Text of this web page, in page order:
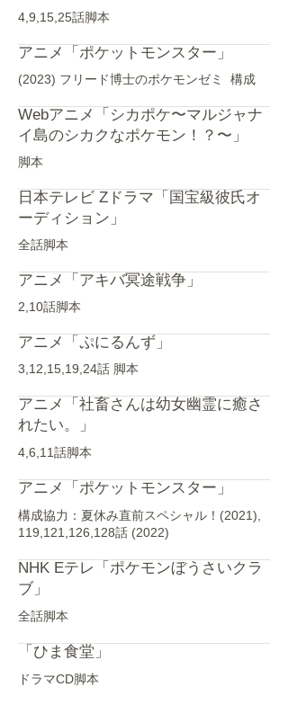
4,9,15,25話脚本
アニメ「ポケットモンスター」
(2023) フリード博士のポケモンゼミ 構成
Webアニメ「シカポケ〜マルジャナ
イ島のシカクなポケモン！？〜」
脚本
日本テレビ Zドラマ「国宝級彼氏オ
ーディション」
全話脚本
アニメ「アキバ冥途戦争」
2,10話脚本
アニメ「ぷにるんず」
3,12,15,19,24話 脚本
アニメ「社畜さんは幼女幽霊に癒さ
れたい。」
4,6,11話脚本
アニメ「ポケットモンスター」
構成協力：夏休み直前スペシャル！(2021),
119,121,126,128話 (2022)
NHK Eテレ「ポケモンぼうさいクラ
ブ」
全話脚本
「ひま食堂」
ドラマCD脚本